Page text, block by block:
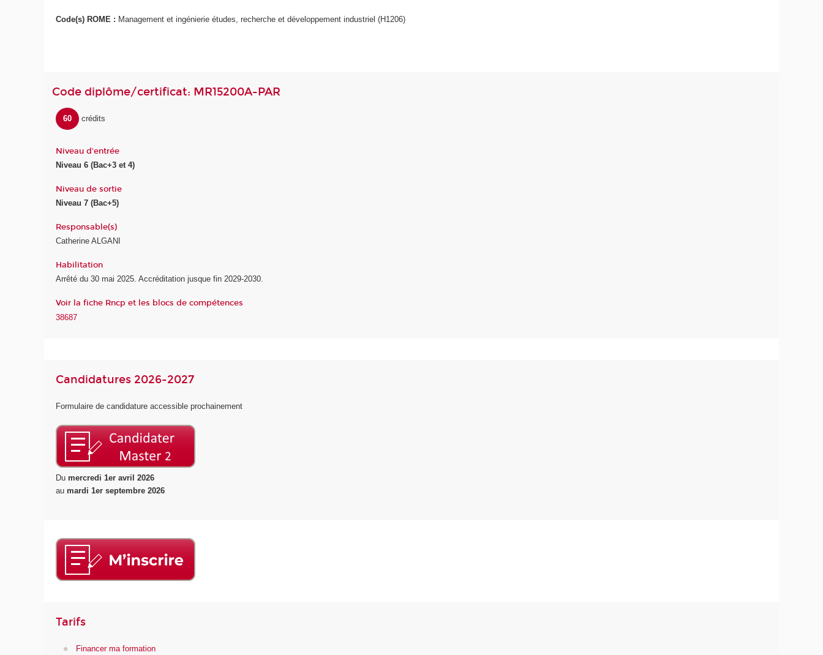
Code(s) ROME : Management et ingénierie études, recherche et développement industriel (H1206)
Code diplôme/certificat: MR15200A-PAR
60 crédits
Niveau d'entrée
Niveau 6 (Bac+3 et 4)
Niveau de sortie
Niveau 7 (Bac+5)
Responsable(s)
Catherine ALGANI
Habilitation
Arrêté du 30 mai 2025. Accréditation jusque fin 2029-2030.
Voir la fiche Rncp et les blocs de compétences
38687
Candidatures 2026-2027
Formulaire de candidature accessible prochainement
Dumercredi 1er avril 2026
aumardi 1er septembre 2026
Tarifs
Financer ma formation